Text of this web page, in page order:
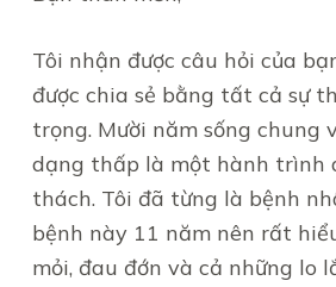
Tôi nhận được câu hỏi của
được chia sẻ bằng tất cả sự
trọng. Mười năm sống chung
dạng thấp là một hành trình
thách. Tôi đã từng là bệnh
bệnh này 11 năm nên rất
mỏi, đau đớn và cả những lo